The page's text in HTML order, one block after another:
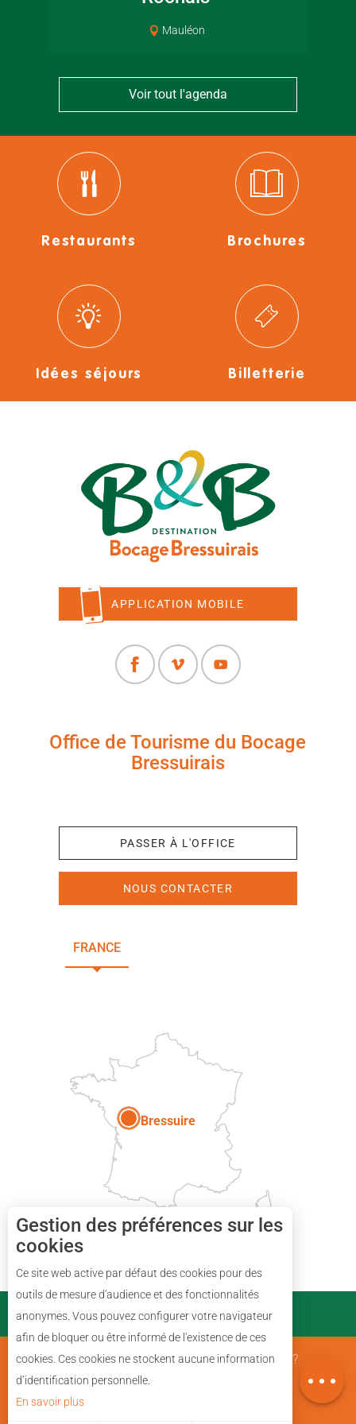
Description
Carte
Mauléon
Voir tout l'agenda
Restaurants Brochures
Idées séjours Billetterie
APPLICATION MOBILE
Office de Tourisme du Bocage
Bressuirais
PASSER À L'OFFICE
NOUS CONTACTER
FRANCE
Bressuire
PARTENAIRES
Mentions Légales Qui sommes nous ?
Gestion des préférences sur les
cookies
Ce site web active par défaut des cookies pour des
outils de mesure d'audience et des fonctionnalités
anonymes. Vous pouvez configurer votre navigateur
afin de bloquer ou être informé de l'existence de ces
cookies. Ces cookies ne stockent aucune information
d’identification personnelle.
En savoir plus